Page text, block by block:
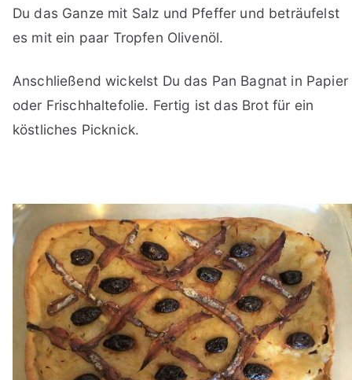
Du das Ganze mit Salz und Pfeffer und beträufelst
es mit ein paar Tropfen Olivenöl.
Anschließend wickelst Du das Pan Bagnat in Papier
oder Frischhaltefolie. Fertig ist das Brot für ein
köstliches Picknick.